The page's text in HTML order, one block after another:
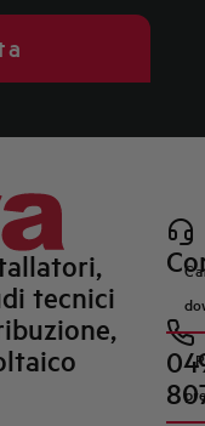
tecnici